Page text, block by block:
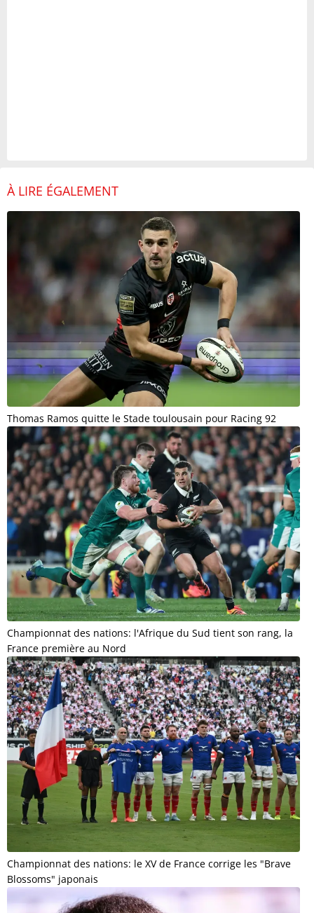
À LIRE ÉGALEMENT
Thomas Ramos quitte le Stade toulousain pour Racing 92
Championnat des nations: l'Afrique du Sud tient son rang, la
France première au Nord
Championnat des nations: le XV de France corrige les "Brave
Blossoms" japonais